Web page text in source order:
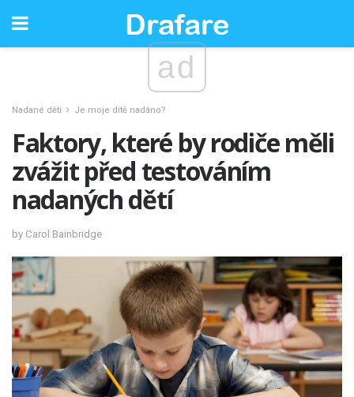
ad
Nadané děti Je moje dítě nadáno?
Faktory, které by rodiče měli
zvážit před testováním
nadaných dětí
by Carol Bainbridge